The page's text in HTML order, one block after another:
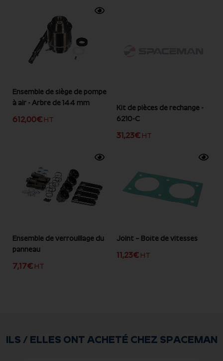
Ensemble de siège de pompe
à air - Arbre de 144 mm
612,00€ HT
Kit de pièces de rechange -
6210-C
31,23€ HT
Ensemble de verrouillage du
panneau
7,17€ HT
Joint – Boîte de vitesses
11,23€ HT
ILS / ELLES ONT ACHETÉ CHEZ SPACEMAN